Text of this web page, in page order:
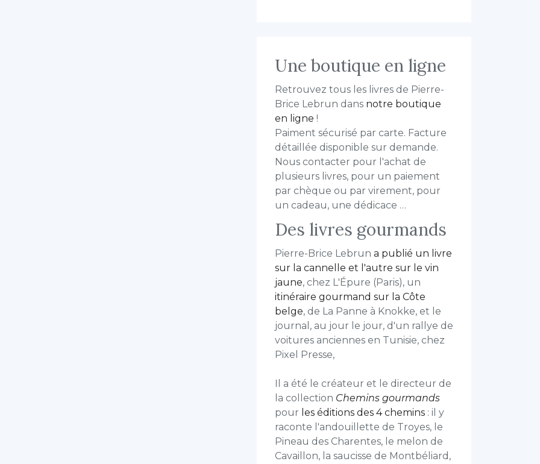
Une boutique en ligne
Retrouvez tous les livres de Pierre-
Brice Lebrun dans notre boutique
en ligne !
Paiment sécurisé par carte. Facture
détaillée disponible sur demande.
Nous contacter pour l'achat de
plusieurs livres, pour un paiement
par chèque ou par virement, pour
un cadeau, une dédicace …
Des livres gourmands
Pierre-Brice Lebrun a publié un livre
sur la cannelle et l'autre sur le vin
jaune, chez L'Épure (Paris), un
itinéraire gourmand sur la Côte
belge, de La Panne à Knokke, et le
journal, au jour le jour, d'un rallye de
voitures anciennes en Tunisie, chez
Pixel Presse,
Il a été le créateur et le directeur de
la collection Chemins gourmands
pour les éditions des 4 chemins : il y
raconte l'andouillette de Troyes, le
Pineau des Charentes, le melon de
Cavaillon, la saucisse de Montbéliard,